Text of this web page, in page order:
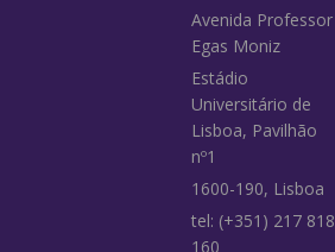
Avenida Professor
Egas Moniz
Estádio
Universitário de
Lisboa, Pavilhão
nº1
1600-190, Lisboa
tel: (+351) 217 818
160